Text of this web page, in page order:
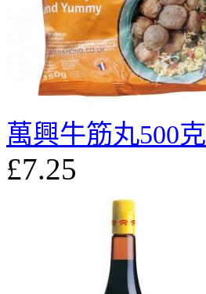
萬興牛筋丸500克
£7.25